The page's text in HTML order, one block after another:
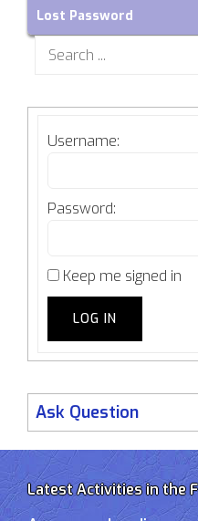
Lost Password
Search
Username:
Password:
Keep me signed in
LOG IN
Ask Question
Latest Activities in the